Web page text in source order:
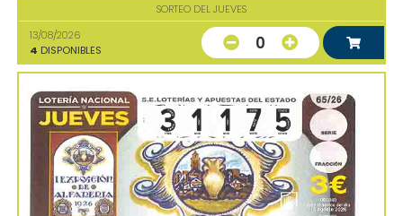
SORTEO DEL JUEVES
13/08/2026
4 DISPONIBLES 0